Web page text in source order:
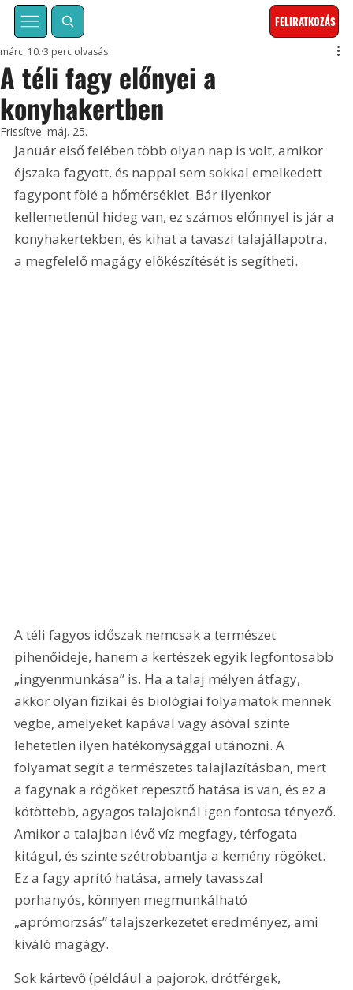
FELIRATKOZÁS
A téli fagy előnyei a
konyhakertben
márc. 10. 3 perc olvasás
Frissítve:máj. 25.
Január első felében több olyan nap is volt, amikor
éjszaka fagyott, és nappal sem sokkal emelkedett
fagypont fölé a hőmérséklet. Bár ilyenkor
kellemetlenül hideg van, ez számos előnnyel is jár a
konyhakertekben, és kihat a tavaszi talajállapotra,
a megfelelő magágy előkészítését is segítheti.
A téli fagyos időszak nemcsak a természet
pihenőideje, hanem a kertészek egyik legfontosabb
„ingyenmunkása” is. Ha a talaj mélyen átfagy,
akkor olyan fizikai és biológiai folyamatok mennek
végbe, amelyeket kapával vagy ásóval szinte
lehetetlen ilyen hatékonysággal utánozni. A
folyamat segít a természetes talajlazításban, mert
a fagynak a rögöket repesztő hatása is van, és ez a
kötöttebb, agyagos talajoknál igen fontosa tényező.
Amikor a talajban lévő víz megfagy, térfogata
kitágul, és szinte szétrobbantja a kemény rögöket.
Ez a fagy aprító hatása, amely tavasszal
porhanyós, könnyen megmunkálható
„aprómorzsás” talajszerkezetet eredményez, ami
kiváló magágy.
Sok kártevő (például a pajorok, drótférgek,